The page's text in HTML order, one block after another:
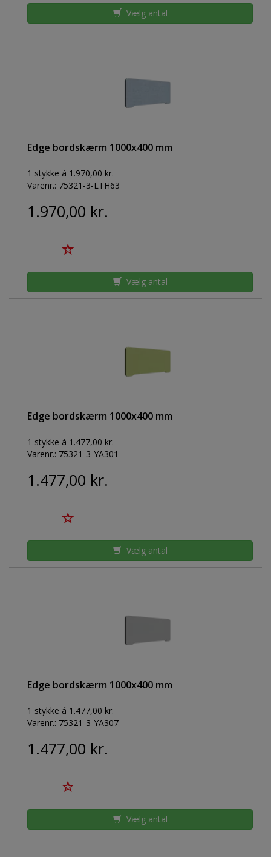
Vælg antal
Edge bordskærm 1000x400 mm
1 stykke á 1.970,00 kr.
Varenr.: 75321-3-LTH63
1.970,00 kr.
Vælg antal
Edge bordskærm 1000x400 mm
1 stykke á 1.477,00 kr.
Varenr.: 75321-3-YA301
1.477,00 kr.
Vælg antal
Edge bordskærm 1000x400 mm
1 stykke á 1.477,00 kr.
Varenr.: 75321-3-YA307
1.477,00 kr.
Vælg antal